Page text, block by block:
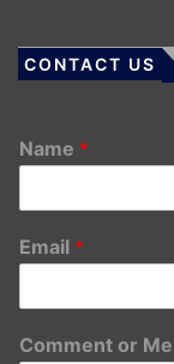
CONTACT US
Name *
Email *
Comment or